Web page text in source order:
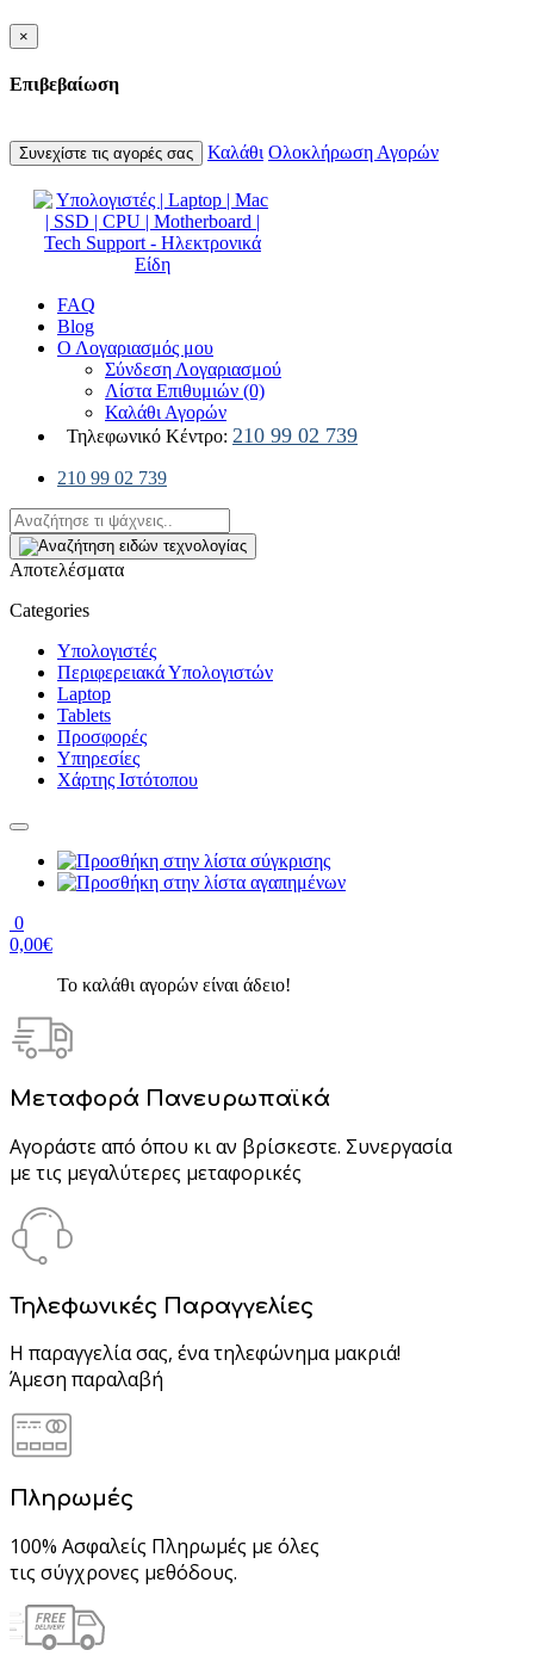
×
Επιβεβαίωση
Συνεχίστε τις αγορές σας Καλάθι Ολοκλήρωση Αγορών
FAQ
Blog
Ο Λογαριασμός μου
Σύνδεση Λογαριασμού
Λίστα Επιθυμιών (0)
Καλάθι Αγορών
Τηλεφωνικό Κέντρο: 210 99 02 739
210 99 02 739
Αποτελέσματα
Categories
Υπολογιστές
Περιφερειακά Υπολογιστών
Laptop
Tablets
Προσφορές
Υπηρεσίες
Χάρτης Ιστότοπου
0
0,00€
Το καλάθι αγορών είναι άδειο!
Μεταφορά Πανευρωπαϊκά
Αγοράστε από όπου κι αν βρίσκεστε. Συνεργασία
με τις μεγαλύτερες μεταφορικές
Τηλεφωνικές Παραγγελίες
Η παραγγελία σας, ένα τηλεφώνημα μακριά!
Άμεση παραλαβή
Πληρωμές
100% Ασφαλείς Πληρωμές με όλες
τις σύγχρονες μεθόδους.